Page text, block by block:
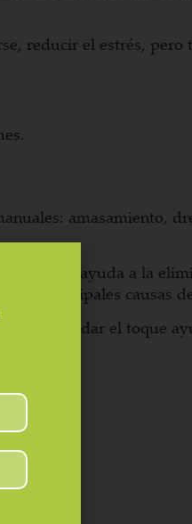
reducir el estrés, pero
amasamiento,
ayuda a la
las principales causas
cara para dar el toque